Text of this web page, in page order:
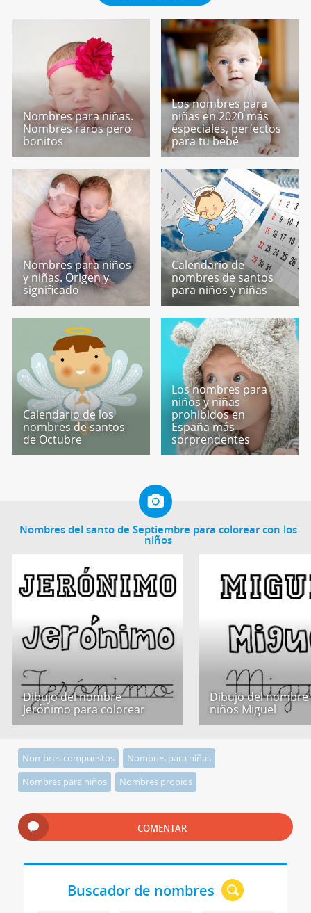
Nombres para niñas.
Nombres raros pero
bonitos
Los nombres para
niñas en 2020 más
especiales, perfectos
para tu bebé
Nombres para niños
y niñas. Origen y
significado
Calendario de
nombres de santos
para niños y niñas
Calendario de los
nombres de santos
de Octubre
Los nombres para
niños y niñas
prohibidos en
España más
sorprendentes
Nombres del santo de Septiembre para colorear con los
niños
Dibujo del nombre
Jerónimo para colorear
Dibujo del nombre
niños Miguel
Nombres compuestos
Nombres para niñas
Nombres para niños
Nombres propios
COMENTAR
Buscador de nombres